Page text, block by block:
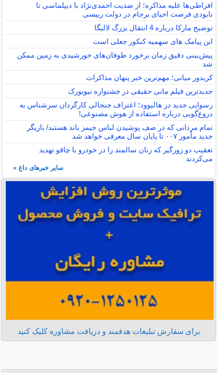
افراطی‌ها علیه مذاکره؛ از ضدیت احمدی‌نژاد با دیپلماسی تا
نابودی فرصت احیای برجام در دولت رییسی
توضیح مارکا درباره 4 انتقال بزرگ لالیگا
این پیامک های سهمیه کنکور جعلی است
پیش‌بینی دقیق زمان برخورد طوفان‌های خورشیدی به زمین ممکن
شد
کریدور میانی؛ مهم‌ترین خبر پنهان مذاکرات
جدیدترین فیلم مانی حقیقی در جشنواره نیویورک
رسوایی جدید در هالیوود؛ اعتراف جنجالی کارگردان سرشناس به
دروغ‌گویی درباره استفاده از هوش مصنوعی!
تمام مردانی که در صف پوشیدن لباس جیمز باند هستند/ بازیگر
جدید مأمور ۰۰۷ تا پایان سال معرفی خواهد شد
تعقیب دو زورگیر که زنان سالمند را در خودرو با چاقو تهدید
می‌کردند
سایر خبرهای داغ »
برای سفارش تبلیغات هدفمند و دریافت مشاوره کلیک کنید